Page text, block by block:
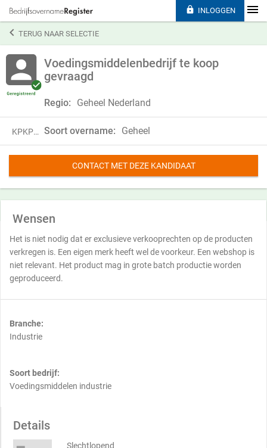
TERUG NAAR SELECTIE
Voedingsmiddelenbedrijf te koop
gevraagd
Regio: Geheel Nederland
KPKP18FTF35X Soort overname: Geheel
CONTACT MET DEZE KANDIDAAT
Wensen
Het is niet nodig dat er exclusieve verkooprechten op de producten
verkregen is. Een eigen merk heeft wel de voorkeur. Een webshop is
niet relevant. Het product mag in grote batch productie worden
geproduceerd.
Branche:
Industrie
Soort bedrijf:
Voedingsmiddelen industrie
Details
Slechtlopend
 INLOGGEN